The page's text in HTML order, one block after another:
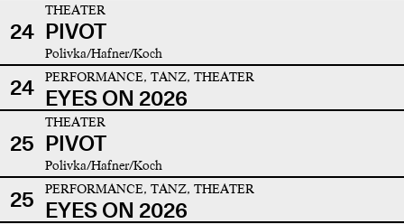
24
THEATER
PIVOT
Polivka/Hafner/Koch
24 PERFORMANCE, TANZ, THEATER
EYES ON 2026
25
THEATER
PIVOT
Polivka/Hafner/Koch
25 PERFORMANCE, TANZ, THEATER
EYES ON 2026